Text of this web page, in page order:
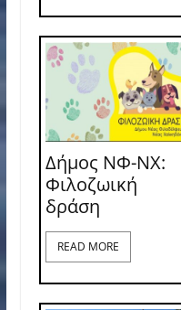
Δήμος ΝΦ-ΝΧ:
Φιλοζωική
δράση
READ MORE